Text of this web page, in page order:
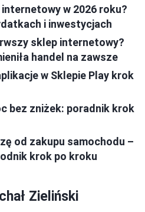
w 2026 roku?
i inwestycjach
sklep internetowy?
handel na zawsze
w Sklepie Play krok
bez zniżek: poradnik krok
od zakupu samochodu –
krok po kroku
Zieliński